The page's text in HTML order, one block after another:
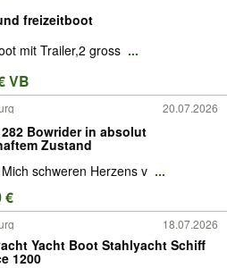
freizeitboot
mit Trailer,2 gross ...
VB
20.07.2026
Bowrider in absolut
Zustand
schweren Herzens v ...
€
18.07.2026
Yacht Boot Stahlyacht Schiff
1200